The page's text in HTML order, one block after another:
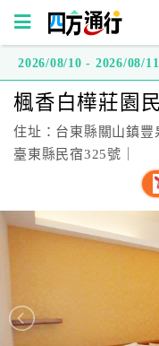
方
通
行
房
2026/08/10 - 2026/08/11
楓香白樺莊園
住址：台東縣關山鎮豐
臺東縣民宿325號｜